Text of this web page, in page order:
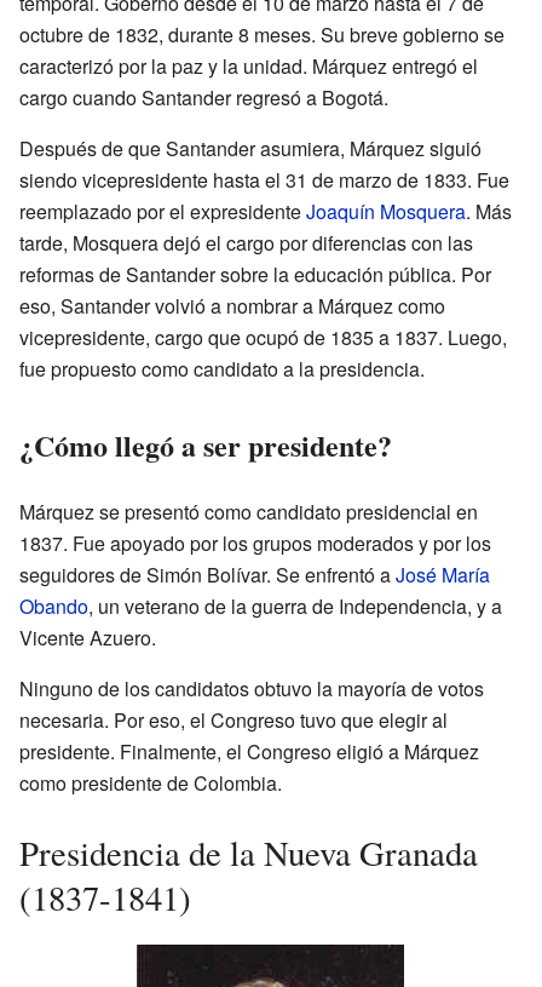
octubre de 1832, durante 8 meses. Su breve gobierno se
caracterizó por la paz y la unidad. Márquez entregó el
cargo cuando Santander regresó a Bogotá.
Después de que Santander asumiera, Márquez siguió
siendo vicepresidente hasta el 31 de marzo de 1833. Fue
reemplazado por el expresidenteJoaquín Mosquera. Más
tarde, Mosquera dejó el cargo por diferencias con las
reformas de Santander sobre la educación pública. Por
eso, Santander volvió a nombrar a Márquez como
vicepresidente, cargo que ocupó de 1835 a 1837. Luego,
fue propuesto como candidato a la presidencia.
¿Cómo llegó a ser presidente?
Márquez se presentó como candidato presidencial en
1837. Fue apoyado por los grupos moderados y por los
seguidores de Simón Bolívar. Se enfrentó aJosé María
Obando, un veterano de la guerra de Independencia, y a
Vicente Azuero.
Ninguno de los candidatos obtuvo la mayoría de votos
necesaria. Por eso, el Congreso tuvo que elegir al
presidente. Finalmente, el Congreso eligió a Márquez
como presidente de Colombia.
Presidencia de la Nueva Granada
(1837-1841)